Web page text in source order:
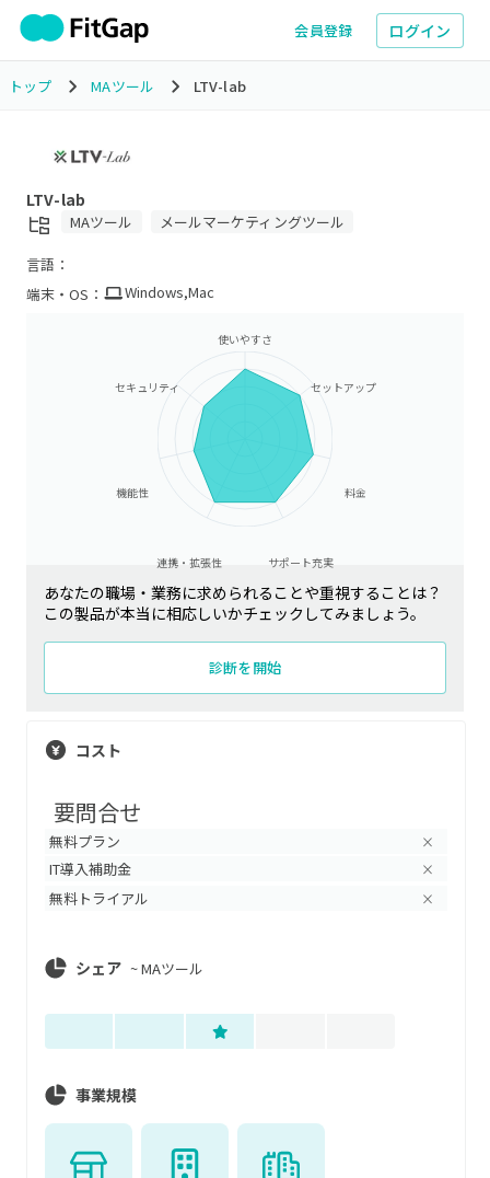
会員登録 ログイン
トップ MAツール LTV-lab
LTV-lab
MAツール メールマーケティングツール
言語：
端末・OS：
Windows,Mac
使いやすさ
セットアップ
料金
サポート充実
連携・拡張性
機能性
セキュリティ
あなたの職場・業務に求められることや重視することは？
この製品が本当に相応しいかチェックしてみましょう。
診断を開始
コスト
要問合せ
無料プラン ×
IT導入補助金 ×
無料トライアル ×
シェア ~MAツール
事業規模